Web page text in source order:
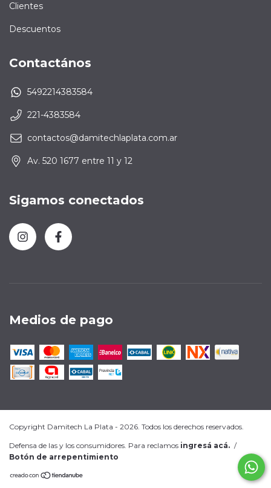
Clientes
Descuentos
Contactános
5492214383584
221-4383584
contactos@damitechlaplata.com.ar
Av. 520 1677 entre 11 y 12
Sigamos conectados
Medios de pago
Copyright Damitech La Plata - 2026. Todos los derechos reservados.
Defensa de las y los consumidores. Para reclamos ingresá acá. /
Botón de arrepentimiento